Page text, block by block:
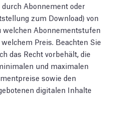
Abonnement oder
zum Download) von
Abonnementstufen
Preis. Beachten Sie
das Recht vorbehält, die
und maximalen
sowie den
digitalen Inhalte